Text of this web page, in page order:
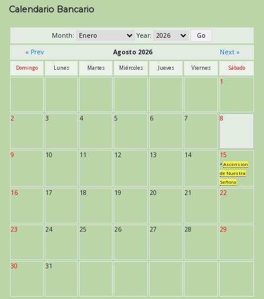
Calendario Bancario
Month:
Year:
« Prev
Agosto 2026 Next »
Domingo Lunes Martes Miércoles Jueves Viernes Sábado
1
2 3 4 5 6 7 8
9 10 11 12 13 14 15
* Ascensión
de Nuestra
Señora
16 17 18 19 20 21 22
23 24 25 26 27 28 29
30 31